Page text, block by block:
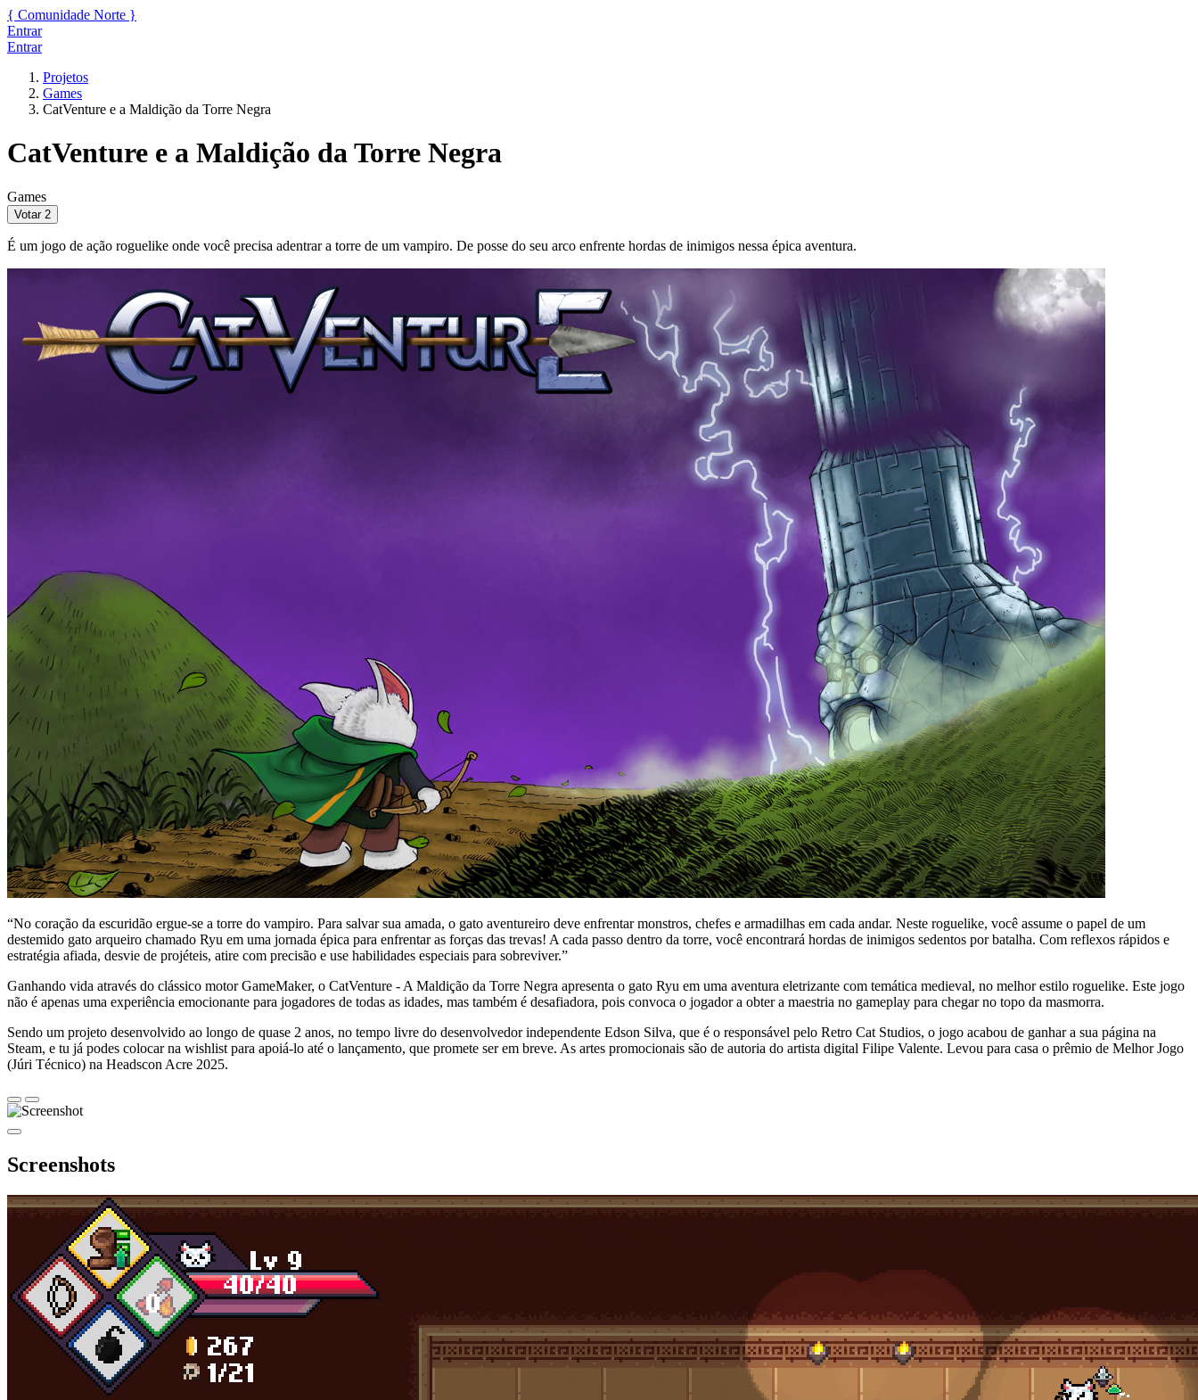
{ Comunidade Norte }
Entrar
Entrar
Projetos
Games
CatVenture e a Maldição da Torre Negra
CatVenture e a Maldição da Torre Negra
Games
Votar 2
É um jogo de ação roguelike onde você precisa adentrar a torre de um vampiro. De posse do seu arco enfrente hordas de inimigos nessa épica aventura.
“No coração da escuridão ergue-se a torre do vampiro. Para salvar sua amada, o gato aventureiro deve enfrentar monstros, chefes e armadilhas em cada andar. Neste roguelike, você assume o papel de um
destemido gato arqueiro chamado Ryu em uma jornada épica para enfrentar as forças das trevas! A cada passo dentro da torre, você encontrará hordas de inimigos sedentos por batalha. Com reflexos rápidos e
estratégia afiada, desvie de projéteis, atire com precisão e use habilidades especiais para sobreviver.”
Ganhando vida através do clássico motor GameMaker, o CatVenture - A Maldição da Torre Negra apresenta o gato Ryu em uma aventura eletrizante com temática medieval, no melhor estilo roguelike. Este jogo
não é apenas uma experiência emocionante para jogadores de todas as idades, mas também é desafiadora, pois convoca o jogador a obter a maestria no gameplay para chegar no topo da masmorra.
Sendo um projeto desenvolvido ao longo de quase 2 anos, no tempo livre do desenvolvedor independente Edson Silva, que é o responsável pelo Retro Cat Studios, o jogo acabou de ganhar a sua página na
Steam, e tu já podes colocar na wishlist para apoiá-lo até o lançamento, que promete ser em breve. As artes promocionais são de autoria do artista digital Filipe Valente. Levou para casa o prêmio de Melhor Jogo
(Júri Técnico) na Headscon Acre 2025.
Screenshots